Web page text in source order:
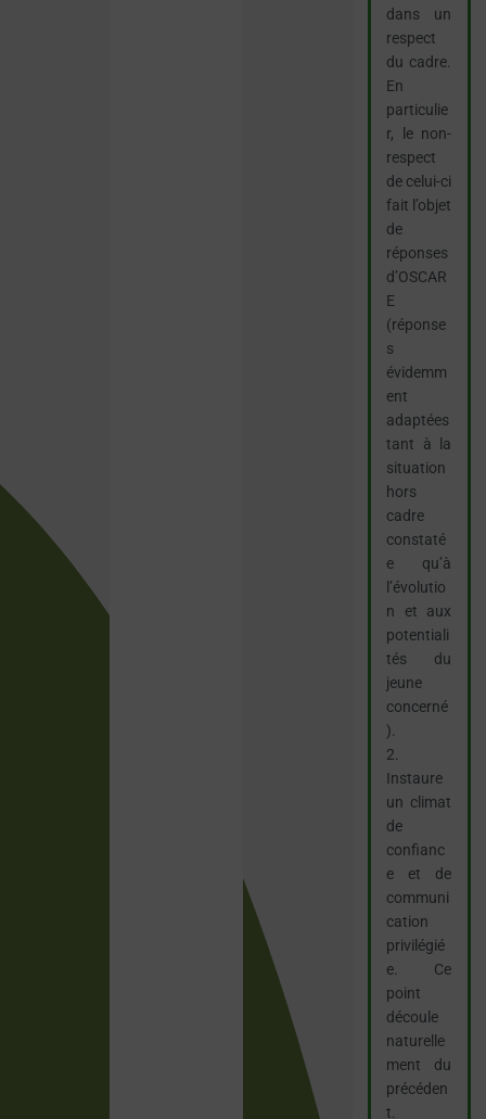
dans un
respect
du cadre.
En
particulie
r, le non-
respect
de celui-ci
fait l’objet
de
réponses
d’OSCAR
E
(réponse
s
évidemm
ent
adaptées
tant à la
situation
hors
cadre
constaté
e qu’à
l’évolutio
n et aux
potentiali
tés du
jeune
concerné
).
2.
Instaure
un climat
de
confianc
e et de
communi
cation
privilégié
e. Ce
point
découle
naturelle
ment du
précéden
t.